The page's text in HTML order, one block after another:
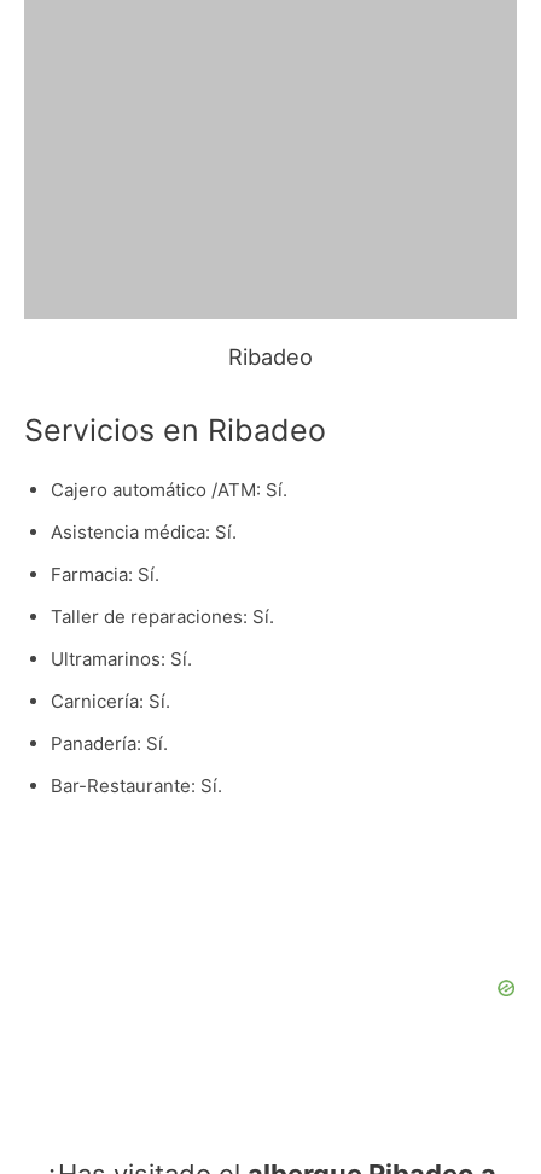
Ribadeo
Servicios en Ribadeo
Cajero automático /ATM: Sí.
Asistencia médica: Sí.
Farmacia: Sí.
Taller de reparaciones: Sí.
Ultramarinos: Sí.
Carnicería: Sí.
Panadería: Sí.
Bar-Restaurante: Sí.